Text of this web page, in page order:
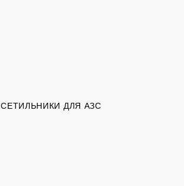
СЕТИЛЬНИКИ ДЛЯ АЗС